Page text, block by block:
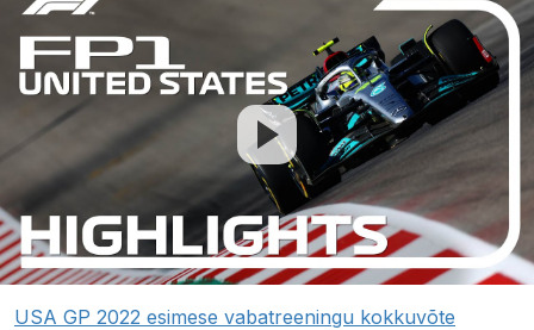
USA GP 2022 esimese vabatreeningu kokkuvõte